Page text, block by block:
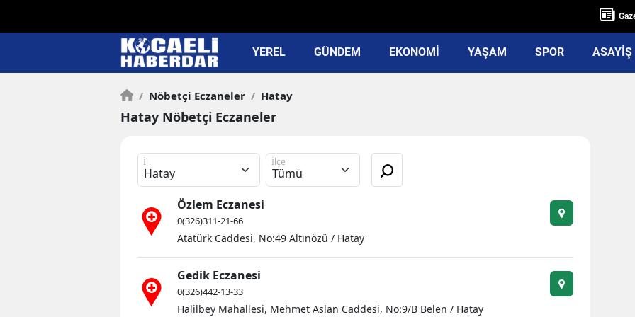
YEREL GÜNDEM EKONOMİ YAŞAM SPOR ASAYİŞ
/ Nöbetçi Eczaneler / Hatay
Hatay Nöbetçi Eczaneler
İl İlçe
Özlem Eczanesi
0(326)311-21-66
Atatürk Caddesi, No:49 Altınözü / Hatay
Gedik Eczanesi
0(326)442-13-33
Halilbey Mahallesi, Mehmet Aslan Caddesi, No:9/B Belen / Hatay